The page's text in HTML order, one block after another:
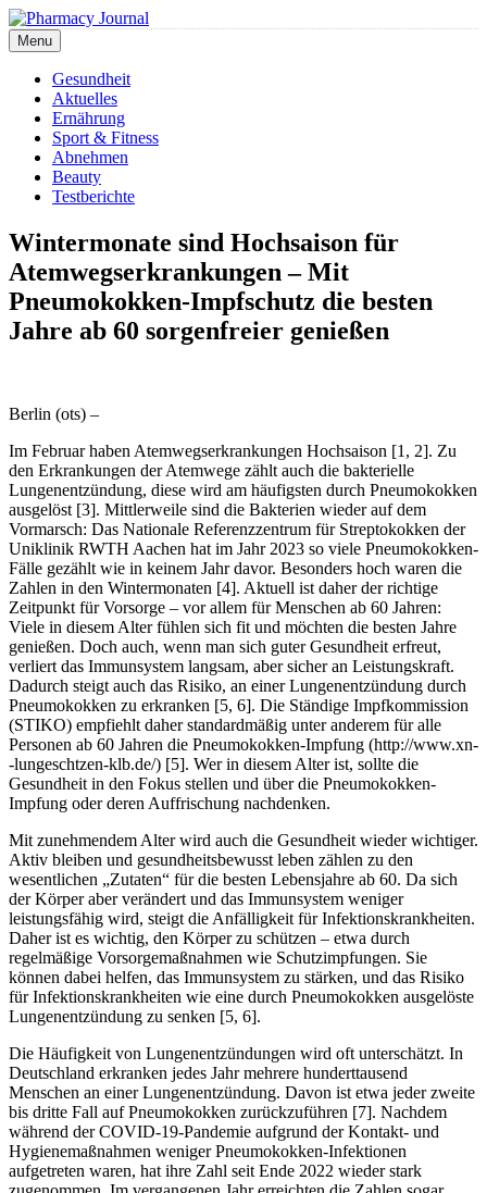
Skip
to
content
Pharmacy Journal
Menu
Gesundheit
Aktuelles
Ernährung
Sport & Fitness
Abnehmen
Beauty
Testberichte
Wintermonate sind Hochsaison für
Atemwegserkrankungen – Mit
Pneumokokken-Impfschutz die besten
Jahre ab 60 sorgenfreier genießen
Berlin (ots) –
Im Februar haben Atemwegserkrankungen Hochsaison [1, 2]. Zu
den Erkrankungen der Atemwege zählt auch die bakterielle
Lungenentzündung, diese wird am häufigsten durch Pneumokokken
ausgelöst [3]. Mittlerweile sind die Bakterien wieder auf dem
Vormarsch: Das Nationale Referenzzentrum für Streptokokken der
Uniklinik RWTH Aachen hat im Jahr 2023 so viele Pneumokokken-
Fälle gezählt wie in keinem Jahr davor. Besonders hoch waren die
Zahlen in den Wintermonaten [4]. Aktuell ist daher der richtige
Zeitpunkt für Vorsorge – vor allem für Menschen ab 60 Jahren:
Viele in diesem Alter fühlen sich fit und möchten die besten Jahre
genießen. Doch auch, wenn man sich guter Gesundheit erfreut,
verliert das Immunsystem langsam, aber sicher an Leistungskraft.
Dadurch steigt auch das Risiko, an einer Lungenentzündung durch
Pneumokokken zu erkranken [5, 6]. Die Ständige Impfkommission
(STIKO) empfiehlt daher standardmäßig unter anderem für alle
Personen ab 60 Jahren die Pneumokokken-Impfung (http://www.xn-
-lungeschtzen-klb.de/) [5]. Wer in diesem Alter ist, sollte die
Gesundheit in den Fokus stellen und über die Pneumokokken-
Impfung oder deren Auffrischung nachdenken.
Mit zunehmendem Alter wird auch die Gesundheit wieder wichtiger.
Aktiv bleiben und gesundheitsbewusst leben zählen zu den
wesentlichen „Zutaten“ für die besten Lebensjahre ab 60. Da sich
der Körper aber verändert und das Immunsystem weniger
leistungsfähig wird, steigt die Anfälligkeit für Infektionskrankheiten.
Daher ist es wichtig, den Körper zu schützen – etwa durch
regelmäßige Vorsorgemaßnahmen wie Schutzimpfungen. Sie
können dabei helfen, das Immunsystem zu stärken, und das Risiko
für Infektionskrankheiten wie eine durch Pneumokokken ausgelöste
Lungenentzündung zu senken [5, 6].
Die Häufigkeit von Lungenentzündungen wird oft unterschätzt. In
Deutschland erkranken jedes Jahr mehrere hunderttausend
Menschen an einer Lungenentzündung. Davon ist etwa jeder zweite
bis dritte Fall auf Pneumokokken zurückzuführen [7]. Nachdem
während der COVID-19-Pandemie aufgrund der Kontakt- und
Hygienemaßnahmen weniger Pneumokokken-Infektionen
aufgetreten waren, hat ihre Zahl seit Ende 2022 wieder stark